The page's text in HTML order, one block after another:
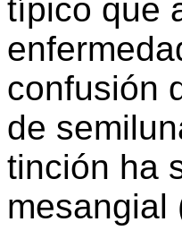
típico que
confusión
de
tinción ha
mesangial